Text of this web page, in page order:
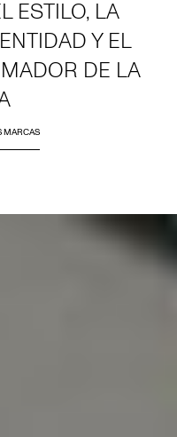
ESTILO, LA
Y EL
DE LA
MARCAS